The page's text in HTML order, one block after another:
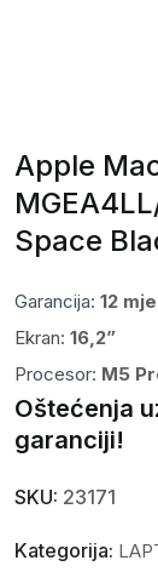
Apple
Space
Garancija: 12
Ekran: 16,2”
Procesor: M5
Oštećenja
garanciji!
SKU: 23171
Kategorija: